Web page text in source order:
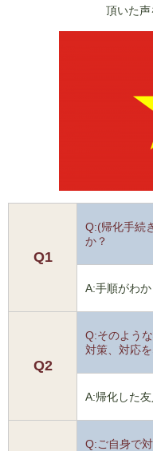
頂いた声
Q1
Q:(帰化手続
か？
A:手順がわ
Q2
Q:そのよう
対策、対応
A:帰化した友
Q:ご自身で